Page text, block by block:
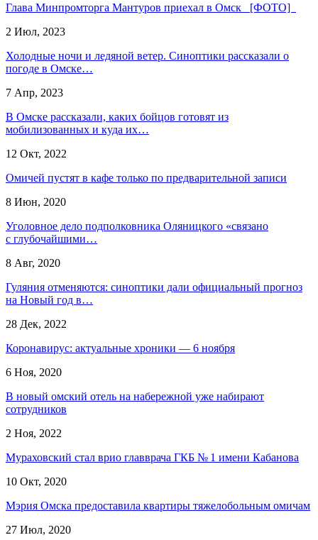
Глава Минпромторга Мантуров приехал в Омск [ФОТО]
2 Июл, 2023
Холодные ночи и ледяной ветер. Синоптики рассказали о
погоде в Омске…
7 Апр, 2023
В Омске рассказали, каких бойцов готовят из
мобилизованных и куда их…
12 Окт, 2022
Омичей пустят в кафе только по предварительной записи
8 Июн, 2020
Уголовное дело подполковника Оляницкого «связано
с глубочайшими…
8 Авг, 2020
Гуляния отменяются: синоптики дали официальный прогноз
на Новый год в…
28 Дек, 2022
Коронавирус: актуальные хроники — 6 ноября
6 Ноя, 2020
В новый омский отель на набережной уже набирают
сотрудников
2 Ноя, 2022
Мураховский стал врио главврача ГКБ № 1 имени Кабанова
10 Окт, 2020
Мэрия Омска предоставила квартиры тяжелобольным омичам
27 Июл, 2020